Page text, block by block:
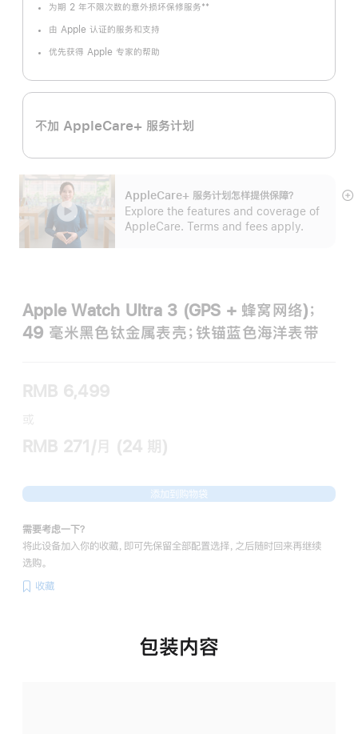
为期 2 年不限次数的意外损坏保修服务
注
**
由 Apple 认证的服务和支持
优先获得 Apple 专家的帮助
不加 AppleCare+ 服务计划
AppleCare+ 服务计划怎样提供保⁠障？
Explore the features and coverage of
AppleCare. Terms and fees apply.
展
Apple Watch Ultra 3 (GPS + 蜂窝网络)；
49 毫米黑色钛金属表壳；铁锚蓝色海洋表带
RMB 6,499
或
RMB 271/月 (24 期)
添加到购物袋
需要考虑一下？
将此设备加入你的收藏，即可先保留全部配置选择，之后随时回来再继续
选购。
收藏
包装内容